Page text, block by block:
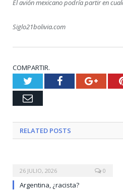
El avión mexicano podría partir en
Siglo21bolivia.com
COMPARTIR.
TwitterFacebook
Email
RELATED POSTS
26 JULIO, 2026 0
Argentina, ¿racista?